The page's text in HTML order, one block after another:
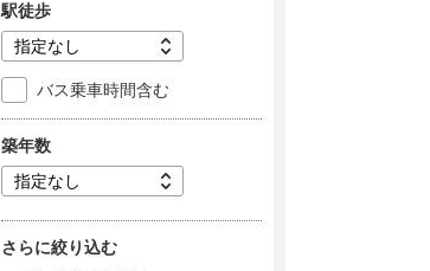
駅徒歩
バス乗車時間含む
築年数
さらに絞り込む